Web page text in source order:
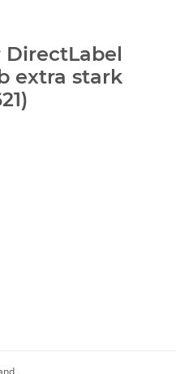
extra stark